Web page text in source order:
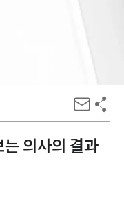
의사의 결과